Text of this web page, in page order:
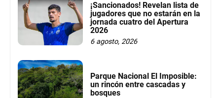
¡Sancionados! Revelan lista de
jugadores que no estarán en la
jornada cuatro del Apertura
2026
6 agosto, 2026
Parque Nacional El Imposible:
un rincón entre cascadas y
bosques